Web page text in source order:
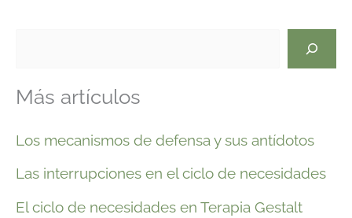
s
c
Más artículos
Los mecanismos de defensa y sus antídotos
Las interrupciones en el ciclo de necesidades
El ciclo de necesidades en Terapia Gestalt